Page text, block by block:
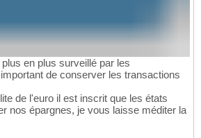
en plus surveillé par les
de conserver les transactions
de l'euro il est inscrit que les états
nos épargnes, je vous laisse méditer la